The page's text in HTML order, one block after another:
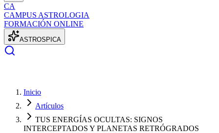
CA
CAMPUS ASTROLOGIA
FORMACIÓN ONLINE
ASTROS P CA
Inicio
Artículos
TUS ENERGÍAS OCULTAS: SIGNOS
INTERCEPTADOS Y PLANETAS RETRÓGRADOS